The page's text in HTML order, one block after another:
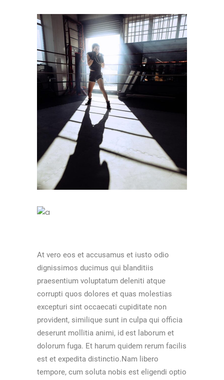
At vero eos et accusamus et iusto odio
dignissimos ducimus qui blanditiis
praesentium voluptatum deleniti atque
corrupti quos dolores et quas molestias
excepturi sint occaecati cupiditate non
provident, similique sunt in culpa qui officia
deserunt mollitia animi, id est laborum et
dolorum fuga. Et harum quidem rerum facilis
est et expedita distinctio.Nam libero
tempore, cum soluta nobis est eligendi optio